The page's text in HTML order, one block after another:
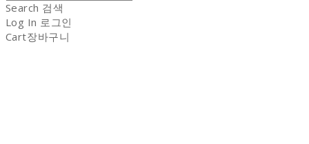
Search 검색
Log In 로그인
Cart장바구니